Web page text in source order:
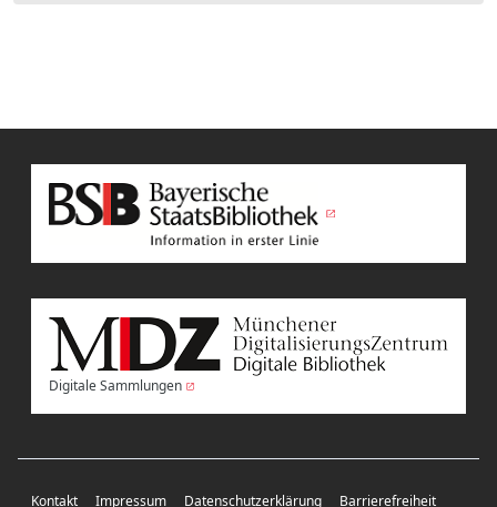
Digitale Sammlungen
Kontakt Impressum Datenschutzerklärung Barrierefreiheit